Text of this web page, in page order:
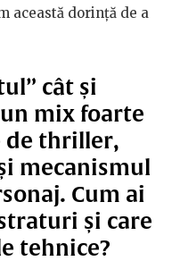
această dorință de a
cât și
mix foarte
de thriller,
mecanismul
Cum ai
și care
tehnice?